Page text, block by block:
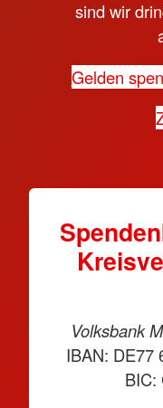
sind wir
Gelden
Volksbank
IBAN: DE77
BIC: